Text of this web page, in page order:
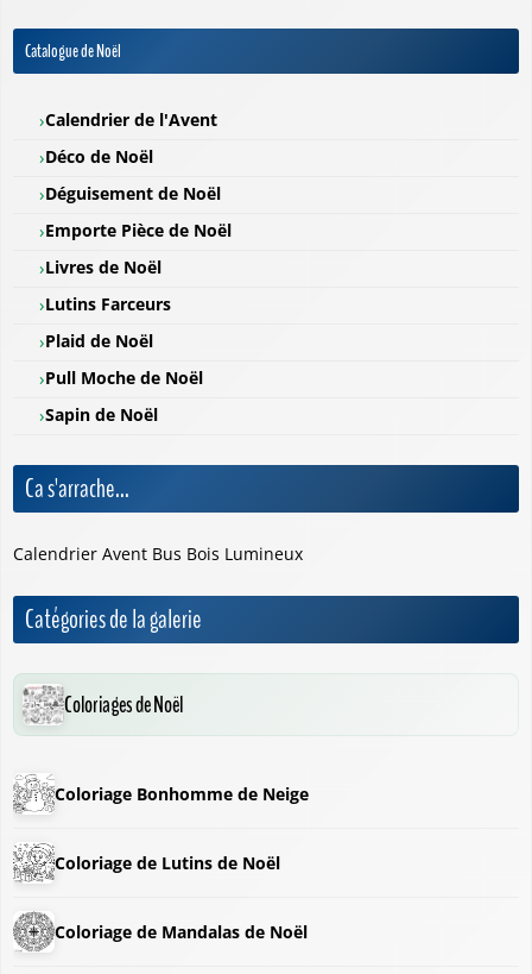
Catalogue de Noël
Calendrier de l'Avent
Déco de Noël
Déguisement de Noël
Emporte Pièce de Noël
Livres de Noël
Lutins Farceurs
Plaid de Noël
Pull Moche de Noël
Sapin de Noël
Ca s'arrache...
Calendrier Avent Bus Bois Lumineux
Catégories de la galerie
Coloriages de Noël
Coloriage Bonhomme de Neige
Coloriage de Lutins de Noël
Coloriage de Mandalas de Noël